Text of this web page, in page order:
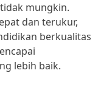
mungkin.
dan terukur,
berkualitas
lebih baik.